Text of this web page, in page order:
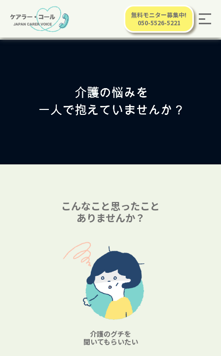
無料モニター募集中!
050-5526-5221
こんなこと思ったこと
ありませんか？
介護のグチを
聞いてもらいたい